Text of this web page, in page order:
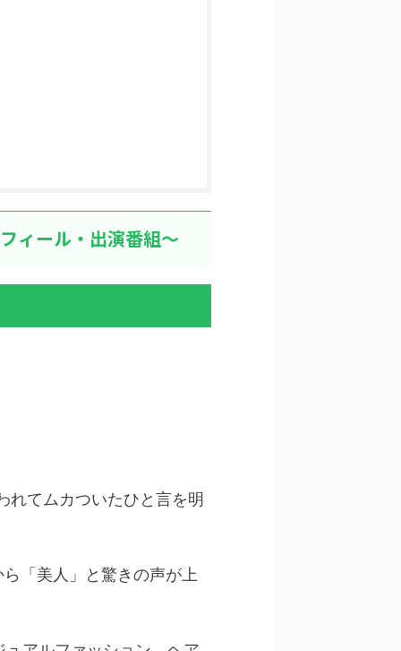
ィール・出演番組～
れてムカついたひと言を明
「美人」と驚きの声が上